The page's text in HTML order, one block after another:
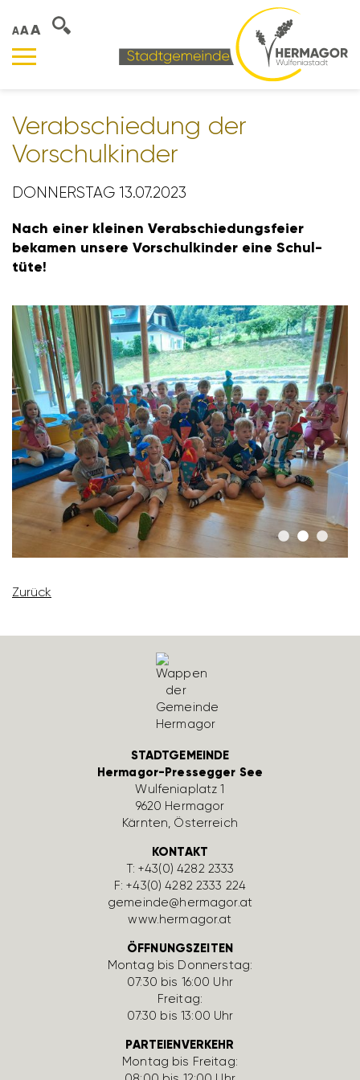
AAA
Verab­schie­dung der
Vorschul­kinder
DONNERSTAG 13.07.2023
Nach einer kleinen Verab­schie­dungs­feier
bekamen unsere Vorschul­kinder eine Schul­
tüte!
Zurück
STADTGEMEINDE
Hermagor-Pressegger See
Wulfe­nia­platz 1
9620 Hermagor
Kärnten, Öster­reich
KONTAKT
T:+43(0) 4282 2333
F: +43(0) 4282 2333 224
gemeinde@hermagor.at
www.hermagor.at
ÖFFNUNGSZEITEN
Montag bis Donnerstag:
07:30 bis 16:00 Uhr
Freitag:
07:30 bis 13:00 Uhr
PARTEIENVERKEHR
Montag bis Freitag: